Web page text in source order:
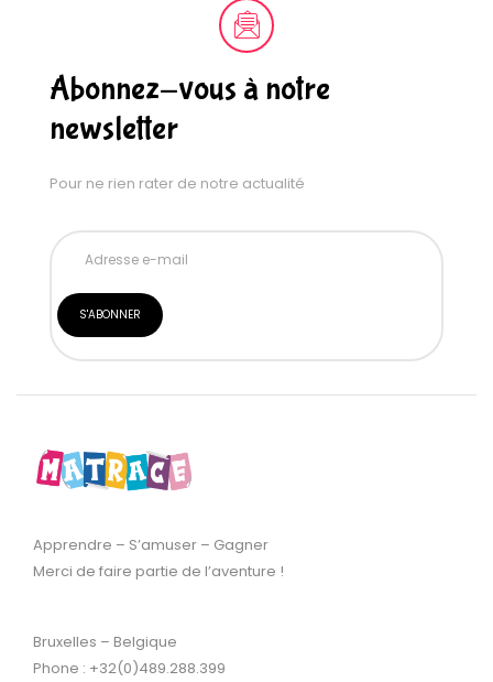
Abonnez-vous à notre
newsletter
Pour ne rien rater de notre actualité
Apprendre – S’amuser – Gagner
Merci de faire partie de l’aventure !
Bruxelles – Belgique
Phone : +32(0)489.288.399